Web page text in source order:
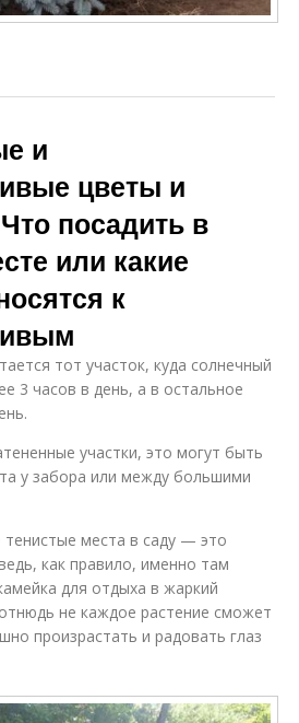
и
цветы и
посадить в
или какие
к
тот участок, куда солнечный
3 часов в день, а в остальное
участки, это могут быть
у забора или между большими
места в саду — это
как правило, именно там
для отдыха в жаркий
не каждое растение сможет
произрастать и радовать глаз